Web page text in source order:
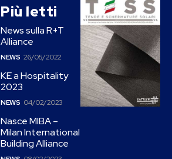
Più letti
News sulla R+T
Alliance
NEWS 26/05/2022
KE a Hospitality
2023
NEWS 04/02/2023
Nasce MIBA –
Milan International
Building Alliance